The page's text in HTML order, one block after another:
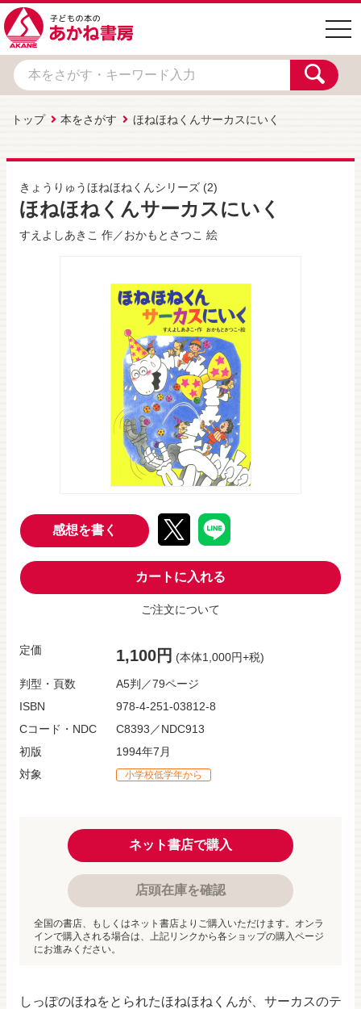
トップ 本をさがす ほねほねくんサーカスにいく
きょうりゅうほねほねくんシリーズ (2)
ほねほねくんサーカスにいく
すえよしあきこ 作／おかもとさつこ 絵
しっぽのほねをとられたほねほねくんが、サーカスのテ
感想を書く
カートに入れる
ご注文について
定価 1,100円 (本体1,000円+税)
判型・頁数
A5判／79ページ
ISBN
978-4-251-03812-8
Cコード・NDC
C8393／NDC913
初版
1994年7月
対象
小学校低学年から
ネット書店で購入
店頭在庫を確認
全国の書店、もしくはネット書店よりご購入いただけます。オンラ
インで購入される場合は、上記リンクから各ショップの購入ページ
にお進みください。